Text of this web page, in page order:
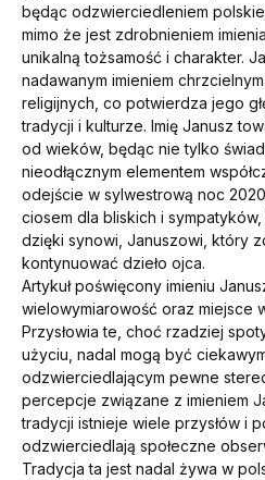
będąc odzwierciedleniem
mimo że jest zdrobnieniem
unikalną tożsamość i charakter.
nadawanym imieniem
religijnych, co potwierdza jego
tradycji i kulturze. Imię Janusz
od wieków, będąc nie tylko
nieodłącznym elementem
odejście w sylwestrową noc
ciosem dla bliskich i
dzięki synowi, Januszowi, który
kontynuować dzieło ojca.
Artykuł poświęcony imieniu
wielowymiarowość oraz miejsce
Przysłowia te, choć rzadziej
użyciu, nadal mogą być
odzwierciedlającym pewne
percepcje związane z imieniem
tradycji istnieje wiele przysłów i
odzwierciedlają społeczne
Tradycja ta jest nadal żywa w